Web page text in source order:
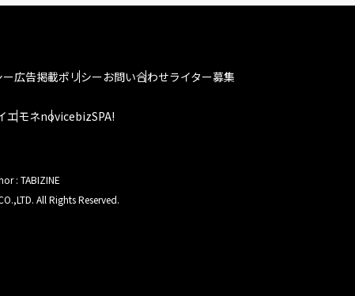
広告掲載ポリシーお問い合わせライター募集
エモネnovicebizSPA!
: TABIZINE
All Rights Reserved.